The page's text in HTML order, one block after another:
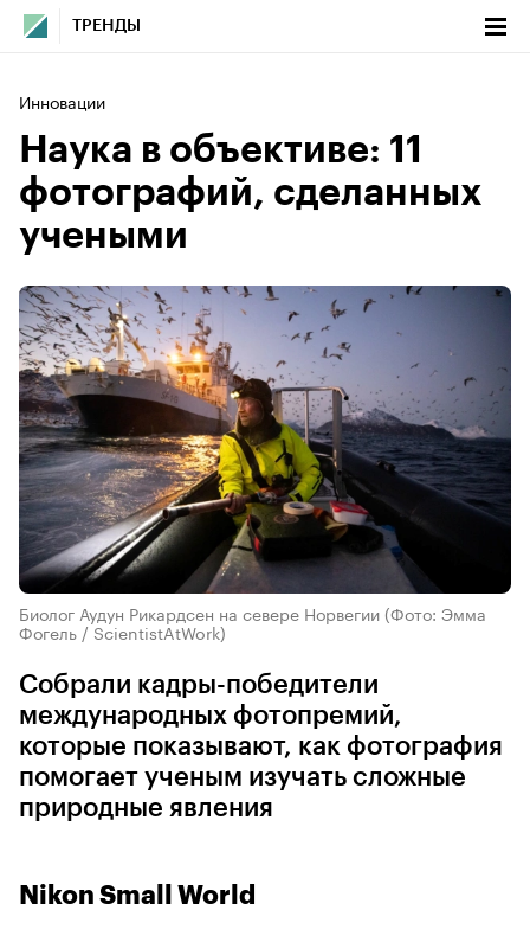
ТРЕНДЫ
Инновации
Наука в объективе: 11
фотографий, сделанных
учеными
Биолог Аудун Рикардсен на севере Норвегии (Фото: Эмма
Фогель / ScientistAtWork)
Собрали кадры-победители
международных фотопремий,
которые показывают, как фотография
помогает ученым изучать сложные
природные явления
Nikon Small World